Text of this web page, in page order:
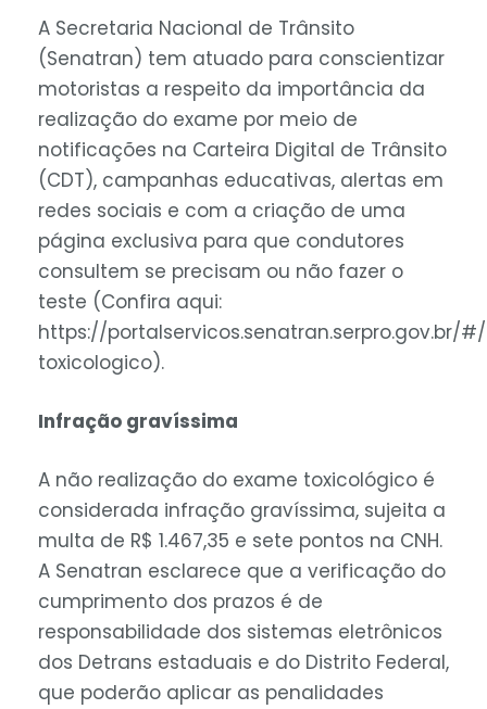
A Secretaria Nacional de Trânsito
(Senatran) tem atuado para conscientizar
motoristas a respeito da importância da
realização do exame por meio de
notificações na Carteira Digital de Trânsito
(CDT), campanhas educativas, alertas em
redes sociais e com a criação de uma
página exclusiva para que condutores
consultem se precisam ou não fazer o
teste (Confira aqui:
https://portalservicos.senatran.serpro.gov.br/
toxicologico).
Infração gravíssima
A não realização do exame toxicológico é
considerada infração gravíssima, sujeita a
multa de R$ 1.467,35 e sete pontos na CNH.
A Senatran esclarece que a verificação do
cumprimento dos prazos é de
responsabilidade dos sistemas eletrônicos
dos Detrans estaduais e do Distrito Federal,
que poderão aplicar as penalidades